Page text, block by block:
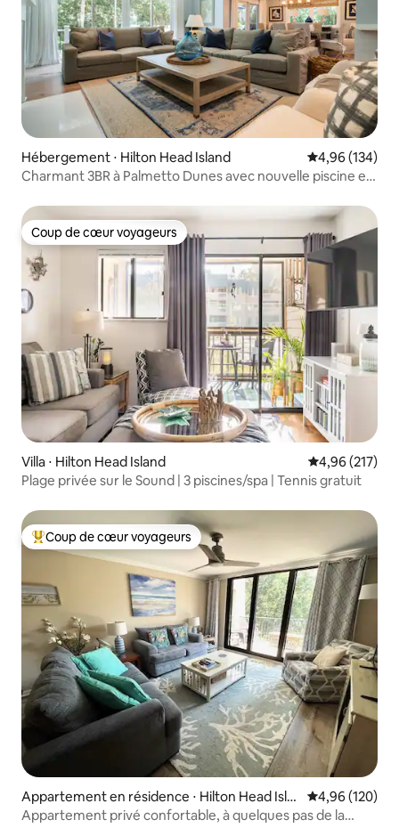
Hébergement ⋅ Hilton Head Island Évaluation
4,96 (134)
Charmant 3BR à Palmetto Dunes avec nouvelle piscine et
Coup de cœur voyageurs
Coup de cœur voyageurs
Villa ⋅ Hilton Head Island Évaluation
4,96 (217)
Plage privée sur le Sound | 3 piscines/spa | Tennis gratuit
Coups de cœur voyageurs les plus appréciés
Coup de cœur voyageurs
Appartement en résidence ⋅ Hilton Head Isla
nd
Évaluation
4,96 (120)
Appartement privé confortable, à quelques pas de la